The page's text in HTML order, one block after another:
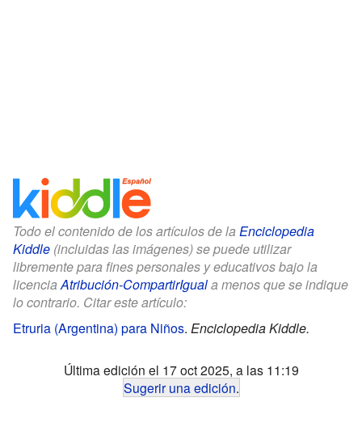
Todo el contenido de los artículos de la Enciclopedia
Kiddle (incluidas las imágenes) se puede utilizar
libremente para fines personales y educativos bajo la
licenciaAtribución-CompartirIguala menos que se indique
lo contrario. Citar este artículo:
Etruria (Argentina) para Niños. Enciclopedia Kiddle.
Última edición el 17 oct 2025, a las 11:19
Sugerir una edición.